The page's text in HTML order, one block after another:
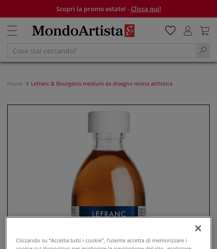
Scopri la promo estate! -Clicca qui!
Home Lefranc & Bourgeois medium da disegno resina alchidica
Cliccando su “Accetta tutti i cookie”, l'utente accetta di memorizzare i